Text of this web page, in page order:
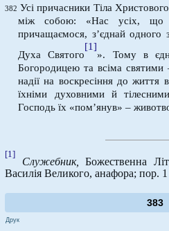
382 Усі причасники Тіла
між собою: «Нас усіх, що
причащаємося, з’єднай одного
Духа Святого
[1]
». Тому в
Богородицею та всіма
надії на воскресіння до життя
їхніми духовними й
Господь їх «пом’янув» –
[1]
Служебник,Божественна
Василія Великого, анафора; пор.
383
Друк